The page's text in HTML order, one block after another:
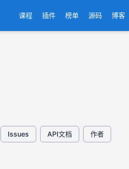
课程 插件 榜单 源码 博客
Issues API文档 作者